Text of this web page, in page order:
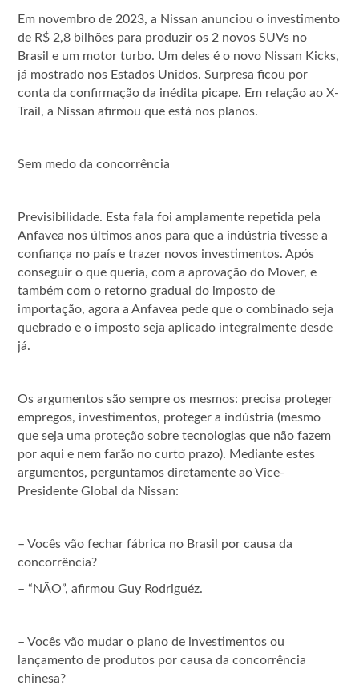
Em novembro de 2023, a Nissan anunciou o investimento
de R$ 2,8 bilhões para produzir os 2 novos SUVs no
Brasil e um motor turbo. Um deles é o novo Nissan Kicks,
já mostrado nos Estados Unidos. Surpresa ficou por
conta da confirmação da inédita picape. Em relação ao X-
Trail, a Nissan afirmou que está nos planos.
Sem medo da concorrência
Previsibilidade. Esta fala foi amplamente repetida pela
Anfavea nos últimos anos para que a indústria tivesse a
confiança no país e trazer novos investimentos. Após
conseguir o que queria, com a aprovação do Mover, e
também com o retorno gradual do imposto de
importação, agora a Anfavea pede que o combinado seja
quebrado e o imposto seja aplicado integralmente desde
já.
Os argumentos são sempre os mesmos: precisa proteger
empregos, investimentos, proteger a indústria (mesmo
que seja uma proteção sobre tecnologias que não fazem
por aqui e nem farão no curto prazo). Mediante estes
argumentos, perguntamos diretamente ao Vice-
Presidente Global da Nissan:
– Vocês vão fechar fábrica no Brasil por causa da
concorrência?
– “NÃO”, afirmou Guy Rodriguéz.
– Vocês vão mudar o plano de investimentos ou
lançamento de produtos por causa da concorrência
chinesa?